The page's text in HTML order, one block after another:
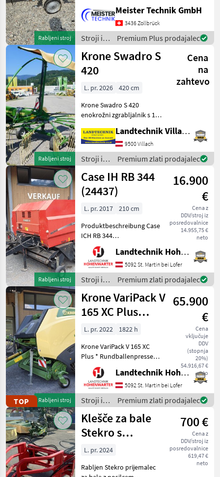
Marketplace
Ponudbe
trgovcev oglasi
Rabljeni stroj
gelaufenIst an einem
Reform Metrac
gelaufenInkl. Gelenkwelle
Stroji in oprema za žet
Meister Technik GmbH
3436 Zollbrück
Stroji in
oprema
za žetev
in
spravilo
Premium Plus prodajalec
Rabljeni stroj
Krone Swadro S
420
Cena
na
zahtevo
L. pr. 2026
420 cm
Krone Swadro S 420
enokrožni zgrabljalnik s 13
z vilicami, tandemsko os,
sprednje oporno kolo,
vrtljivi nosilec z blažilnimi
vzmetmi, hi
Landtechnik Villach GmbH
9500 Villach
Stroji in
oprema
za žetev
in
spravilo
/ Krone
Premium zlati prodajalec
Rabljeni stroj
Case IH RB 344
(24437)
16.900
€
Cena z
DDV/stroj iz
posredovalnice
14.955,75 €
neto
L. pr. 2017
210 cm
Produktbeschreibung Case
ICH RB 344
Rundballenpresse Ich freue
mich, Ihnen im
Maschinenzentrum St.
Martin die Case ICH RB 344
Rundballenpresse
ausführlich vorzustel
Landtechnik Hohenwarter GmbH
5092 St. Martin bei Lofer
Stroji in
oprema
za žetev
in
spravilo
/ Case IH
Premium zlati prodajalec
TOP Rabljeni stroj
Krone VariPack V
165 XC Plus
(26119)
65.900
€
Cena
vključuje
DDV
(stopnja
20%)
54.916,67 €
neto
L. pr. 2022
1822 h
Krone VariPack V 165 XC
Plus * Rundballenpresse
mit variabler
Ballenkammer und
Schneidwerk * 1.822 Ballen
am Zähler + WW-
Gelenkwelle + 40 Zugöse +
26 Messerschneidwe
Landtechnik Hohenwarter GmbH
5092 St. Martin bei Lofer
Stroji in
oprema
za žetev
in
spravilo
/ Krone
Premium zlati prodajalec
Klešče za bale
Stekro s
pritrdilnim
sistemom
700 €
Cena z
DDV/stroj iz
posredovalnice
619,47 €
neto
L. pr. 2024
Rabljen Stekro prijemalec